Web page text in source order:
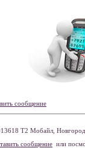
сообщение
Т2 Мобайл,
сообщение или